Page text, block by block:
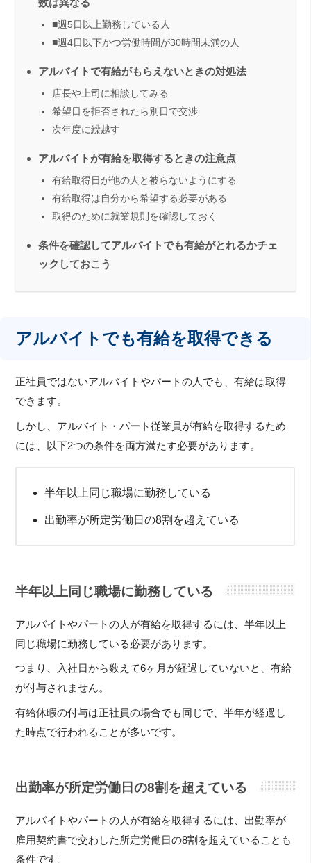
数は異なる
■週5日以上勤務している人
■週4日以下かつ労働時間が30時間未満の人
アルバイトで有給がもらえないときの対処法
店長や上司に相談してみる
希望日を拒否されたら別日で交渉
次年度に繰越す
アルバイトが有給を取得するときの注意点
有給取得日が他の人と被らないようにする
有給取得は自分から希望する必要がある
取得のために就業規則を確認しておく
条件を確認してアルバイトでも有給がとれるかチェ
ックしておこう
アルバイトでも有給を取得できる
正社員ではないアルバイトやパートの人でも、有給は取得
できます。
しかし、アルバイト・パート従業員が有給を取得するため
には、以下2つの条件を両方満たす必要があります。
半年以上同じ職場に勤務している
出勤率が所定労働日の8割を超えている
半年以上同じ職場に勤務している
アルバイトやパートの人が有給を取得するには、半年以上
同じ職場に勤務している必要があります。
つまり、入社日から数えて6ヶ月が経過していないと、有給
が付与されません。
有給休暇の付与は正社員の場合でも同じで、半年が経過し
た時点で行われることが多いです。
出勤率が所定労働日の8割を超えている
アルバイトやパートの人が有給を取得するには、出勤率が
雇用契約書で交わした所定労働日の8割を超えていることも
条件です。